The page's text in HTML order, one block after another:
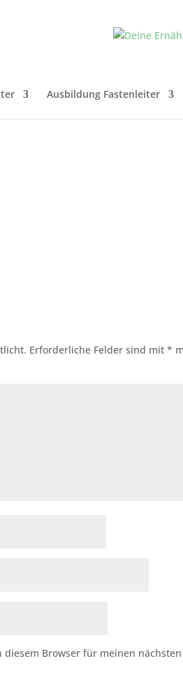
Ausbildung Fastenleiter
Erforderliche Felder sind mit*
diesem Browser für meinen